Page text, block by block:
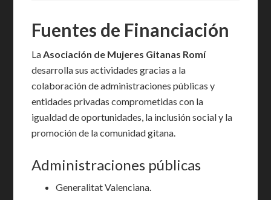
Fuentes de Financiación
LaAsociación de Mujeres Gitanas Romí
desarrolla sus actividades gracias a la
colaboración de administraciones públicas y
entidades privadas comprometidas con la
igualdad de oportunidades, la inclusión social y la
promoción de la comunidad gitana.
Administraciones públicas
Generalitat Valenciana.